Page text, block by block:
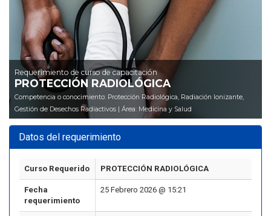
Requerimiento de curso de capacitación
PROTECCIÓN RADIOLÓGICA
Competencia o conocimiento: Protección Radiológica, Radiación Ionizante,
Gestión de Desechos Radiactivos | Área: Medicina y Salud
Datos del requerimiento
Curso Requerido PROTECCIÓN RADIOLÓGICA
Fecha
requerimiento
25 Febrero 2026 @ 15:21